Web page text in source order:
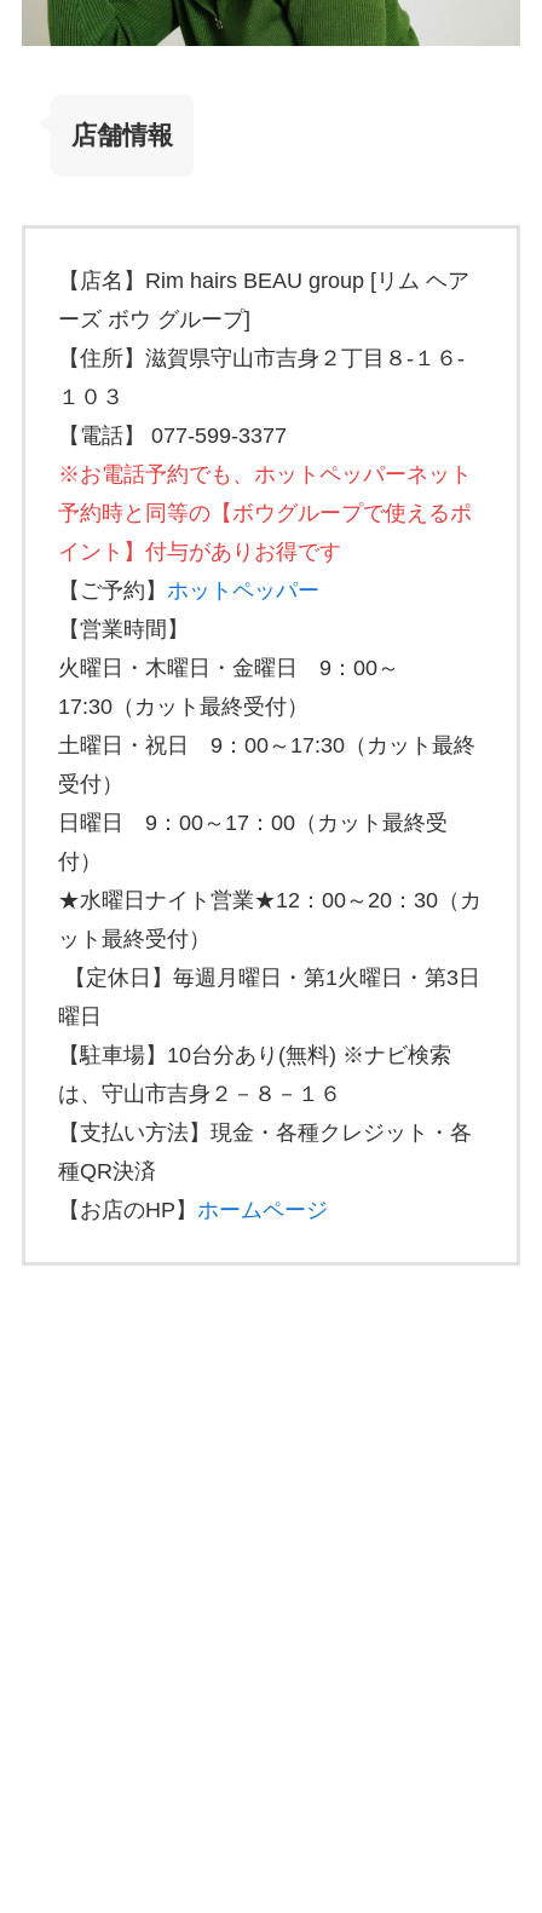
店舗情報
【店名】Rim hairs BEAU group [リム ヘア
ーズ ボウ グループ]
【住所】滋賀県守山市吉身２丁目８-１６-
１０３
【電話】
077-599-3377
※お電話予約でも、ホットペッパーネット
予約時と同等の【ボウグループで使えるポ
イント】付与がありお得です
【ご予約】 ホットペッパー
【営業時間】
火曜日・木曜日・金曜日 9：00～
17:30（カット最終受付）
土曜日・祝日 9：00～17:30（カット最終
受付）
日曜日 9：00～17：00（カット最終受
付）
★水曜日ナイト営業★12：00～20：30（カ
ット最終受付）
【定休日】毎週月曜日・第1火曜日・第3日
曜日
【駐車場】10台分あり(無料) ※ナビ検索
は、守山市吉身２－８－１６
【支払い方法】現金・各種クレジット・各
種QR決済
【お店のHP】 ホームページ